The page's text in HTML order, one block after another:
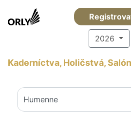
2026
Kaderníctva, Holičstvá,